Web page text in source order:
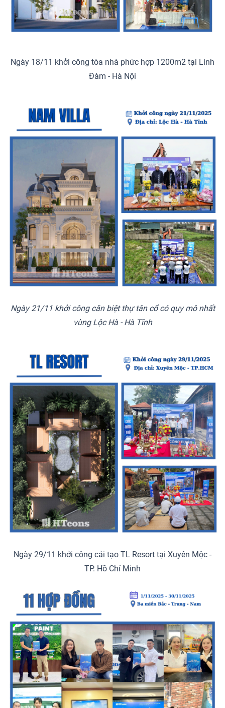
Ngày 18/11 khởi công tòa nhà phức hợp 1200m2 tại Linh
Đàm - Hà Nội
Ngày 21/11 khởi công căn biệt thự tân cổ có quy mô nhất
vùng Lộc Hà - Hà Tĩnh
Ngày 29/11 khởi công cải tạo TL Resort tại Xuyên Mộc -
TP. Hồ Chí Minh